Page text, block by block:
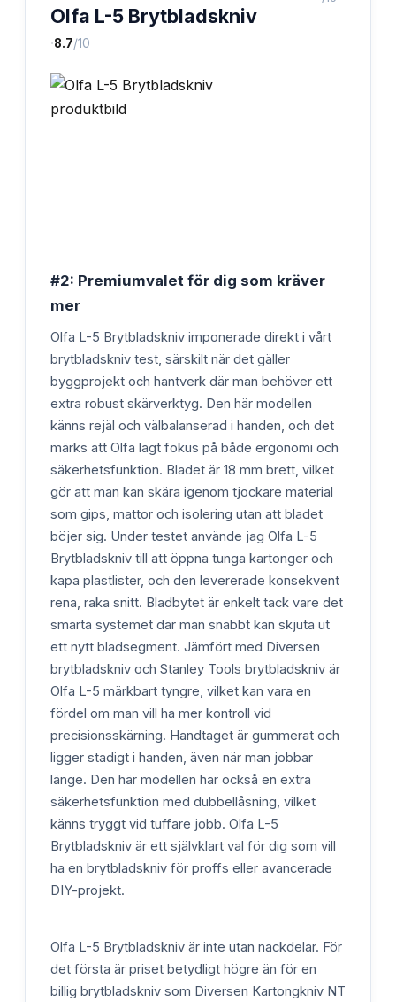
Olfa L-5 Brytbladskniv
·8.7/10
#2: Premiumvalet för dig som kräver
mer
Olfa L-5 Brytbladskniv imponerade direkt i vårt
brytbladskniv test, särskilt när det gäller
byggprojekt och hantverk där man behöver ett
extra robust skärverktyg. Den här modellen
känns rejäl och välbalanserad i handen, och det
märks att Olfa lagt fokus på både ergonomi och
säkerhetsfunktion. Bladet är 18 mm brett, vilket
gör att man kan skära igenom tjockare material
som gips, mattor och isolering utan att bladet
böjer sig. Under testet använde jag Olfa L-5
Brytbladskniv till att öppna tunga kartonger och
kapa plastlister, och den levererade konsekvent
rena, raka snitt. Bladbytet är enkelt tack vare det
smarta systemet där man snabbt kan skjuta ut
ett nytt bladsegment. Jämfört med Diversen
brytbladskniv och Stanley Tools brytbladskniv är
Olfa L-5 märkbart tyngre, vilket kan vara en
fördel om man vill ha mer kontroll vid
precisionsskärning. Handtaget är gummerat och
ligger stadigt i handen, även när man jobbar
länge. Den här modellen har också en extra
säkerhetsfunktion med dubbellåsning, vilket
känns tryggt vid tuffare jobb. Olfa L-5
Brytbladskniv är ett självklart val för dig som vill
ha en brytbladskniv för proffs eller avancerade
DIY-projekt.
Olfa L-5 Brytbladskniv är inte utan nackdelar. För
det första är priset betydligt högre än för en
billig brytbladskniv som Diversen Kartongkniv NT